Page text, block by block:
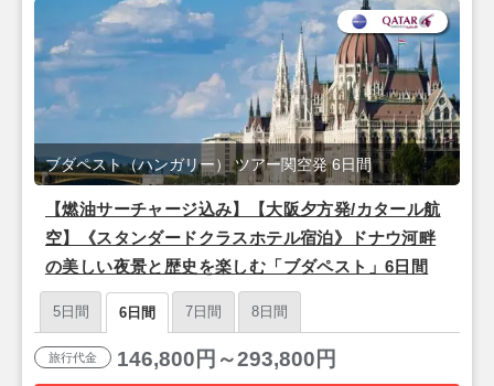
【燃油サーチャージ込み】【大阪夕方発/カタール航
空】《スタンダードクラスホテル宿泊》ドナウ河畔
の美しい夜景と歴史を楽しむ「ブダペスト」6日間
ブダペスト（ハンガリー） ツアー関空発 6日間
5日間 6日間 7日間 8日間
旅行代金 146,800円～293,800円